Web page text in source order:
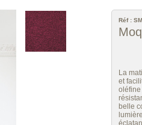
Réf :
La
et
oléfine
belle